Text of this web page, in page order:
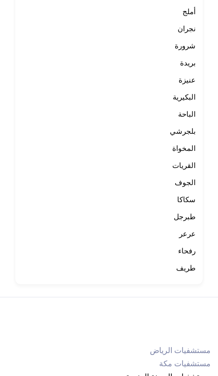
أملج
نجران
شرورة
بريدة
عنيزة
البكيرية
الباحة
بلجرشي
المخواة
القريات
الجوف
سكاكا
طبرجل
عرعر
رفحاء
طريف
مستشفيات الرياض
مستشفيات مكة